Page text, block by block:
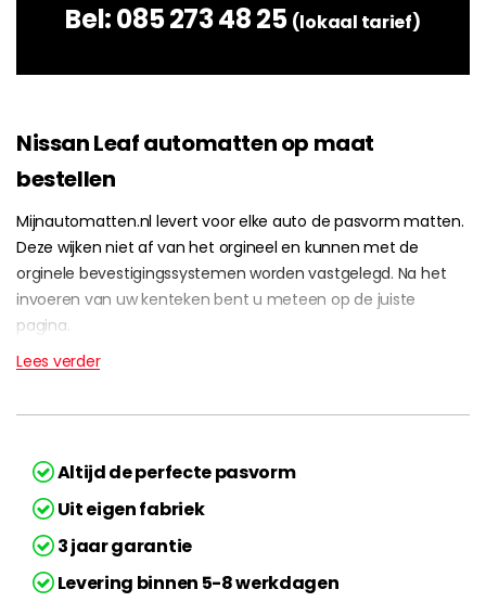
Bel:085 273 48 25 (lokaal tarief)
Nissan Leaf automatten op maat
bestellen
Mijnautomatten.nl levert voor elke auto de pasvorm matten.
Deze wijken niet af van het orgineel en kunnen met de
orginele bevestigingssystemen worden vastgelegd. Na het
invoeren van uw kenteken bent u meteen op de juiste
pagina.
Lees verder
Altijd de perfecte pasvorm
Uit eigen fabriek
3 jaar garantie
Levering binnen 5-8 werkdagen